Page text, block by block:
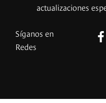
actualizaciones
Síganos en
Redes